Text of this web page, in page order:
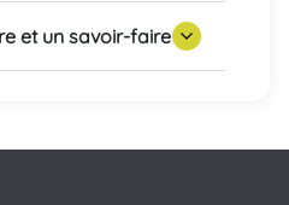
et un savoir-faire